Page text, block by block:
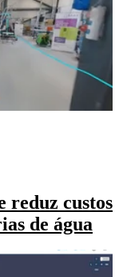
reduz custos
de água